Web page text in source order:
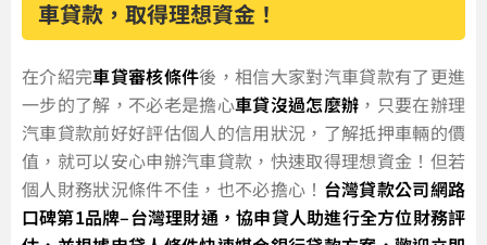
車貸款，取得理想資金！
在介紹完車貸審核條件後，相信大家對汽車貸款有了更進
一步的了解，不必老是擔心車貸沒過怎麼辦 ，只要在辦理
汽車貸款前好好評估個人的信用狀況，了解抵押車輛的價
值，就可以安心申辦汽車貸款，快速取得理想資金！但若
個人財務狀況條件不佳，也不必擔心！ 台灣貸款公司網路
口碑第1品牌–台灣理財通，協申貸人助進行全方位財務評